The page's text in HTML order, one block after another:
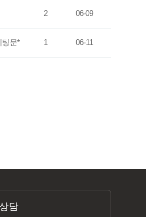
2 06-09
팅문* 1 06-11
담